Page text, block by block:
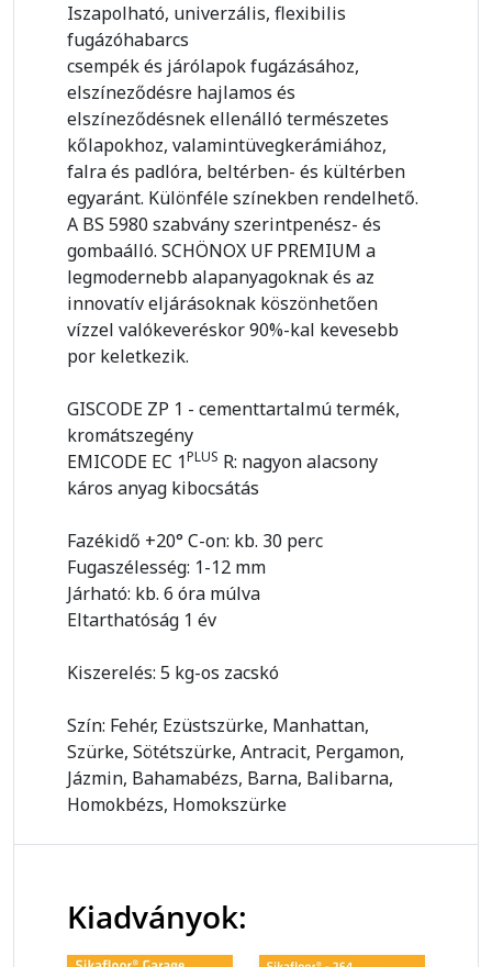
Iszapolható, univerzális, flexibilis
fugázóhabarcs
csempék és járólapok fugázásához,
elszíneződésre hajlamos és
elszíneződésnek ellenálló természetes
kőlapokhoz, valamintüvegkerámiához,
falra és padlóra, beltérben- és kültérben
egyaránt. Különféle színekben rendelhető.
A BS 5980 szabvány szerintpenész- és
gombaálló. SCHÖNOX UF PREMIUM a
legmodernebb alapanyagoknak és az
innovatív eljárásoknak köszönhetően
vízzel valókeveréskor 90%-kal kevesebb
por keletkezik.
GISCODE ZP 1 - cementtartalmú termék,
kromátszegény
EMICODE EC 1PLUS R: nagyon alacsony
káros anyag kibocsátás
Fazékidő +20° C-on: kb. 30 perc
Fugaszélesség: 1-12 mm
Járható: kb. 6 óra múlva
Eltarthatóság 1 év
Kiszerelés: 5 kg-os zacskó
Szín: Fehér, Ezüstszürke, Manhattan,
Szürke, Sötétszürke, Antracit, Pergamon,
Jázmin, Bahamabézs, Barna, Balibarna,
Homokbézs, Homokszürke
Kiadványok: